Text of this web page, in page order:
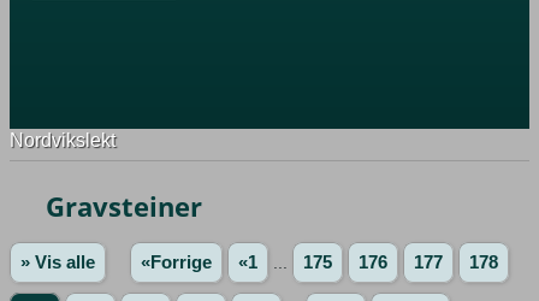
Nordvikslekt
Gravsteiner
» Vis alle «Forrige «1 175 176 177 178